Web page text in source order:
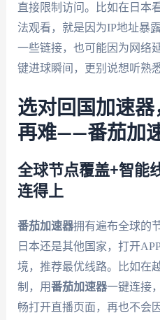
直接限制访问。比如在日本
法观看，就是因为IP地址暴
一些链接，也可能因为网络
键进球瞬间，更别说想听熟
选对回国加速
再难——番茄加
全球节点覆盖+智能
连得上
番茄加速器拥有遍布全球的
日本还是其他国家，打开
境，推荐最优线路。比如在
制，用番茄加速器一键连接
畅打开直播页面，再也不会